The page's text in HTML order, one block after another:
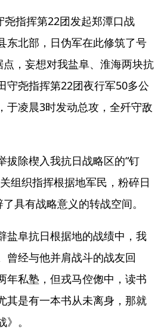
尧指挥第22团发起郑潭口战
东北部，日伪军在此修筑了号
点，妄想对我盐阜、淮海两块抗
守尧指挥第22团夜行军50多公
于凌晨3时发动总攻，全歼守敌
拔除楔入我抗日战略区的“钉
组织指挥根据地军民，粉碎日
具有战略意义的转战空间。
盐阜抗日根据地的战绩中，我
曾经与他并肩战斗的战友回
年私塾，但戎马倥偬中，读书
其是有一本书从未离身，那就
。